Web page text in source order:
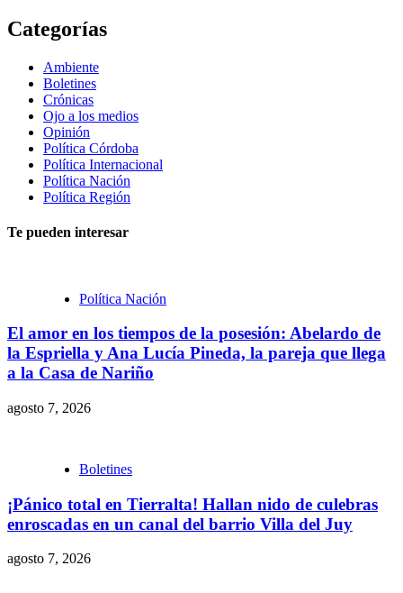
Categorías
Ambiente
Boletines
Crónicas
Ojo a los medios
Opinión
Política Córdoba
Política Internacional
Política Nación
Política Región
Te pueden interesar
Política Nación
El amor en los tiempos de la posesión: Abelardo de
la Espriella y Ana Lucía Pineda, la pareja que llega
a la Casa de Nariño
agosto 7, 2026
Boletines
¡Pánico total en Tierralta! Hallan nido de culebras
enroscadas en un canal del barrio Villa del Juy
agosto 7, 2026